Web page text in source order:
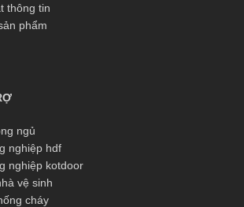
thông tin
phẩm
ngủ
nghiệp hdf
nghiệp kotdoor
vệ sinh
cháy